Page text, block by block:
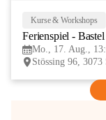
Kurse & Workshops
Ferienspiel -
Mo., 17. Aug.,
Stössing 96,